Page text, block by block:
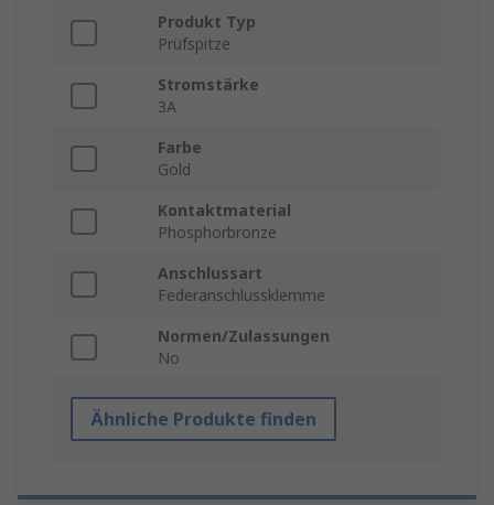
Produkt Typ
Prüfspitze
Stromstärke
3A
Farbe
Gold
Kontaktmaterial
Phosphorbronze
Anschlussart
Federanschlussklemme
Normen/Zulassungen
No
Ähnliche Produkte finden